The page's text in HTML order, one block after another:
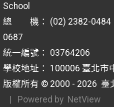
School
總 機： (02) 2382-
0687
統一編號： 03764206
學校地址： 100006 臺北市
版權所有 © 2000 - 2026 臺
| Powered by NetView